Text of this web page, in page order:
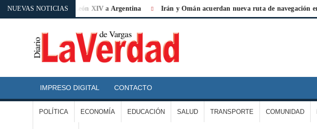
NUEVAS NOTICIAS
la visita de León XIV a Argentina Irán y Omán acuerdan nueva ruta de navegación en Ormuz
LA
VERDAD
DE
IMPRESO DIGITAL CONTACTO
POLÍTICA ECONOMÍA EDUCACIÓN SALUD TRANSPORTE COMUNIDAD